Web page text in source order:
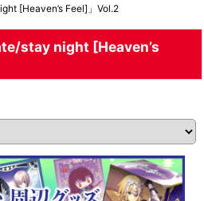
[Heaven’s Feel]」Vol.2
stay night [Heaven’s